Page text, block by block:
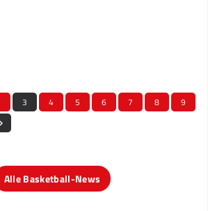
3 4 5 6 7 8
9
Alle Basketball-News